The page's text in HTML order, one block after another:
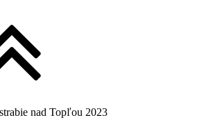
nad Topľou 2023